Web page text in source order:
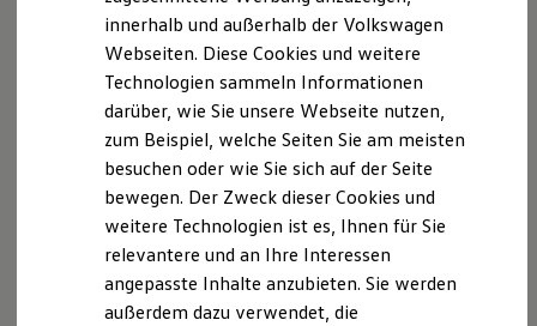
Batterie
Sicherheit
Nachhaltigkeit
Technologie
Kosten und Kauf
Verbrauchskosten
Kaufoptionen
E-Auto-Förderung
Software und Konnektivität
Die ID. Software 6
ID. Software Versionen und Updates
Digitale Extras
Schnittstellen zu Ihrem ID.
Für den Erwerb von Upgrades benötigen Sie einVolkswagen
ID Benutzerkonto, einen gültigen VW Connect/ We
Vertrag und Ihre Verifizierung als Hauptnutzer, das bedeutet
die Verknüpfung Ihres Benutzerkontos mit dem konkreten
Fahrzeug. Weiterhin ist es erforderlich, dass das Fahrzeug
über die für das jeweilige Upgradeerforderliche technische
Funktion, Hardware und Software verfügt. Die Verfügbarkeit
von Upgrades kann ebenfalls abhängig von Modelljahr und
Produktionsdatum sein. Die für das jeweilige Fahrzeug
erhältlichen Upgrades können durch den Hauptnutzer
modellabhängig im In-Car Shop des Infotainment-Systems
oder imVolkswagenConnectShop unter
innerhalb und außerhalb der Volkswagen
Webseiten. Diese Cookies und weitere
Technologien sammeln Informationen
darüber, wie Sie unsere Webseite nutzen,
zum Beispiel, welche Seiten Sie am meisten
besuchen oder wie Sie sich auf der Seite
bewegen. Der Zweck dieser Cookies und
weitere Technologien ist es, Ihnen für Sie
relevantere und an Ihre Interessen
angepasste Inhalte anzubieten. Sie werden
außerdem dazu verwendet, die